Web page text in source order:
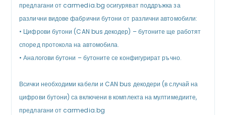
предлагани от carmedia.bg осигуряват поддръжка за
различни видове фабрични бутони от различни автомобили:
• Цифрови бутони (CAN bus декодер) – бутоните ще работят
според протокола на автомобила.
• Аналогови бутони – бутоните се конфигурират ръчно.
Всички необходими кабели и CAN bus декодери (в случай на
цифрови бутони) са включени в комплекта на мултимедиите,
предлагани от carmedia.bg